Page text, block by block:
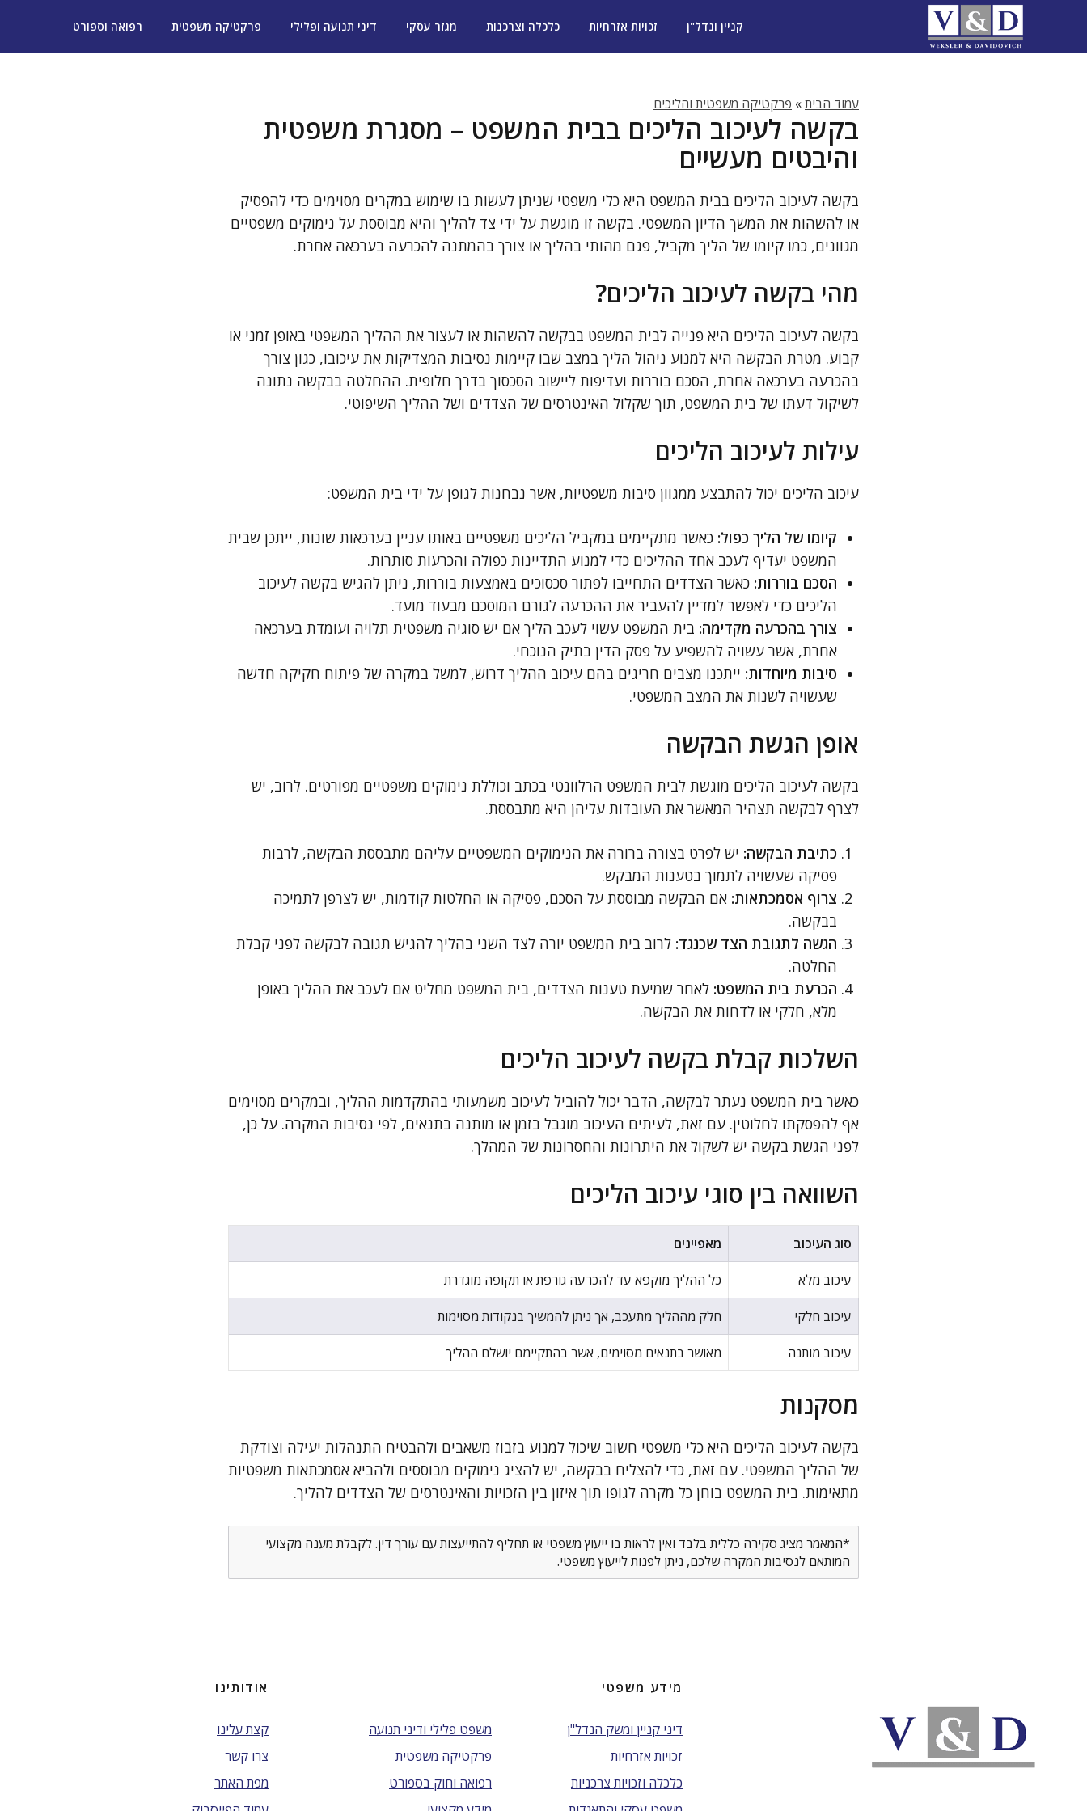
קניין ונדל"ן זכויות אזרחיות כלכלה וצרכנות מגזר עסקי דיני תנועה ופלילי פרקטיקה משפטית רפואה וספורט
עמוד הבית» פרקטיקה משפטית והליכים
בקשה לעיכוב הליכים בבית המשפט – מסגרת משפטית
והיבטים מעשיים
בקשה לעיכוב הליכים בבית המשפט היא כלי משפטי שניתן לעשות בו שימוש במקרים מסוימים כדי להפסיק
או להשהות את המשך הדיון המשפטי. בקשה זו מוגשת על ידי צד להליך והיא מבוססת על נימוקים משפטיים
מגוונים, כמו קיומו של הליך מקביל, פגם מהותי בהליך או צורך בהמתנה להכרעה בערכאה אחרת.
מהי בקשה לעיכוב הליכים?
בקשה לעיכוב הליכים היא פנייה לבית המשפט בבקשה להשהות או לעצור את ההליך המשפטי באופן זמני או
קבוע. מטרת הבקשה היא למנוע ניהול הליך במצב שבו קיימות נסיבות המצדיקות את עיכובו, כגון צורך
בהכרעה בערכאה אחרת, הסכם בוררות ועדיפות ליישוב הסכסוך בדרך חלופית. ההחלטה בבקשה נתונה
לשיקול דעתו של בית המשפט, תוך שקלול האינטרסים של הצדדים ושל ההליך השיפוטי.
עילות לעיכוב הליכים
עיכוב הליכים יכול להתבצע ממגוון סיבות משפטיות, אשר נבחנות לגופן על ידי בית המשפט:
קיומו של הליך כפול: כאשר מתקיימים במקביל הליכים משפטיים באותו עניין בערכאות שונות, ייתכן שבית
המשפט יעדיף לעכב אחד ההליכים כדי למנוע התדיינות כפולה והכרעות סותרות.
הסכם בוררות: כאשר הצדדים התחייבו לפתור סכסוכים באמצעות בוררות, ניתן להגיש בקשה לעיכוב
הליכים כדי לאפשר למדיין להעביר את ההכרעה לגורם המוסכם מבעוד מועד.
צורך בהכרעה מקדימה: בית המשפט עשוי לעכב הליך אם יש סוגיה משפטית תלויה ועומדת בערכאה
אחרת, אשר עשויה להשפיע על פסק הדין בתיק הנוכחי.
סיבות מיוחדות: ייתכנו מצבים חריגים בהם עיכוב ההליך דרוש, למשל במקרה של פיתוח חקיקה חדשה
שעשויה לשנות את המצב המשפטי.
אופן הגשת הבקשה
בקשה לעיכוב הליכים מוגשת לבית המשפט הרלוונטי בכתב וכוללת נימוקים משפטיים מפורטים. לרוב, יש
לצרף לבקשה תצהיר המאשר את העובדות עליהן היא מתבססת.
כתיבת הבקשה: יש לפרט בצורה ברורה את הנימוקים המשפטיים עליהם מתבססת הבקשה, לרבות
פסיקה שעשויה לתמוך בטענות המבקש.
צרוף אסמכתאות: אם הבקשה מבוססת על הסכם, פסיקה או החלטות קודמות, יש לצרפן לתמיכה
בבקשה.
הגשה לתגובת הצד שכנגד: לרוב בית המשפט יורה לצד השני בהליך להגיש תגובה לבקשה לפני קבלת
החלטה.
הכרעת בית המשפט: לאחר שמיעת טענות הצדדים, בית המשפט מחליט אם לעכב את ההליך באופן
מלא, חלקי או לדחות את הבקשה.
השלכות קבלת בקשה לעיכוב הליכים
כאשר בית המשפט נעתר לבקשה, הדבר יכול להוביל לעיכוב משמעותי בהתקדמות ההליך, ובמקרים מסוימים
אף להפסקתו לחלוטין. עם זאת, לעיתים העיכוב מוגבל בזמן או מותנה בתנאים, לפי נסיבות המקרה. על כן,
לפני הגשת בקשה יש לשקול את היתרונות והחסרונות של המהלך.
השוואה בין סוגי עיכוב הליכים
סוג העיכוב מאפיינים
עיכוב מלא כל ההליך מוקפא עד להכרעה גורפת או תקופה מוגדרת
עיכוב חלקי חלק מההליך מתעכב, אך ניתן להמשיך בנקודות מסוימות
עיכוב מותנה מאושר בתנאים מסוימים, אשר בהתקיימם יושלם ההליך
מסקנות
בקשה לעיכוב הליכים היא כלי משפטי חשוב שיכול למנוע בזבוז משאבים ולהבטיח התנהלות יעילה וצודקת
של ההליך המשפטי. עם זאת, כדי להצליח בבקשה, יש להציג נימוקים מבוססים ולהביא אסמכתאות משפטיות
מתאימות. בית המשפט בוחן כל מקרה לגופו תוך איזון בין הזכויות והאינטרסים של הצדדים להליך.
*המאמר מציג סקירה כללית בלבד ואין לראות בו ייעוץ משפטי או תחליף להתייעצות עם עורך דין. לקבלת מענה מקצועי
המותאם לנסיבות המקרה שלכם, ניתן לפנות לייעוץ משפטי.
מידע משפטי
דיני קניין ומשק הנדל"ן
זכויות אזרחיות
כלכלה וזכויות צרכניות
משפט פלילי ודיני תנועה
פרקטיקה משפטית
רפואה וחוק בספורט
אודותינו
קצת עלינו
צרו קשר
מפת האתר